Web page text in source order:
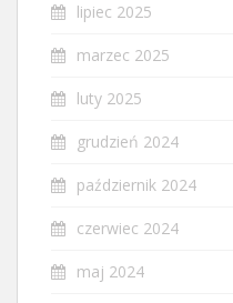
lipiec 2025
marzec 2025
luty 2025
grudzień 2024
październik 2024
czerwiec 2024
maj 2024